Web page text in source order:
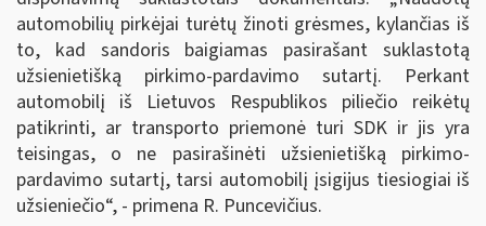
automobilių pirkėjai turėtų žinoti grėsmes, kylančias iš
to, kad sandoris baigiamas pasirašant suklastotą
užsienietišką pirkimo-pardavimo sutartį. Perkant
automobilį iš Lietuvos Respublikos piliečio reikėtų
patikrinti, ar transporto priemonė turi SDK ir jis yra
teisingas, o ne pasirašinėti užsienietišką pirkimo-
pardavimo sutartį, tarsi automobilį įsigijus tiesiogiai iš
užsieniečio“, - primena R. Puncevičius.